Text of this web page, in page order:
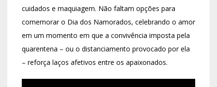
cuidados e maquiagem. Não faltam opções para
comemorar o Dia dos Namorados, celebrando o amor
em um momento em que a convivência imposta pela
quarentena – ou o distanciamento provocado por ela
– reforça laços afetivos entre os apaixonados.